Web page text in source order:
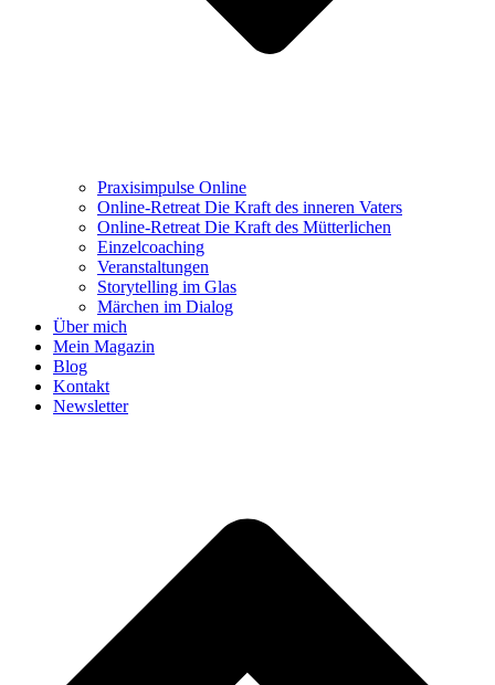
Praxisimpulse Online
Online-Retreat Die Kraft des inneren Vaters
Online-Retreat Die Kraft des Mütterlichen
Einzelcoaching
Veranstaltungen
Storytelling im Glas
Märchen im Dialog
Über mich
Mein Magazin
Blog
Kontakt
Newsletter